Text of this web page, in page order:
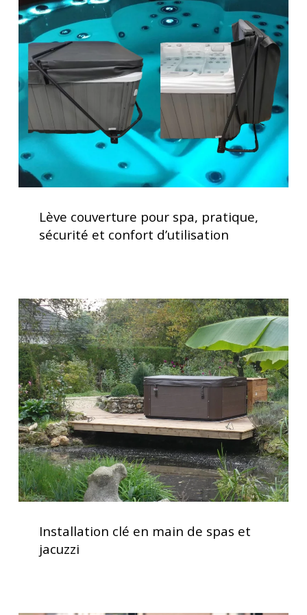
couverture
pour
spa,
pratique,
sécurité
et
confort
d’utilisation
couverture
spa,
confort
d’utilisation
Lève couverture pour spa, pratique,
sécurité et confort d’utilisation
Installation
clé
en
main
de
spas
et
jacuzzi
main
Installation clé en main de spas et
jacuzzi